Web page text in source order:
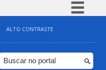
Simplifique!
Comunica BR
Participe
ALTO CONTRASTE